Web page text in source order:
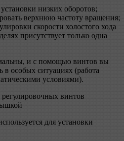
низких оборотов;
верхнюю частоту вращения;
скорости холостого хода
присутствует только одна
и с помощью винтов вы
в особых ситуациях (работа
условиями).
винтов
для установки